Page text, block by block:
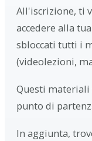
All'iscrizione, ti
accedere alla tua
sbloccati tutti i
(videolezioni,
Questi materiali
punto di
In aggiunta,